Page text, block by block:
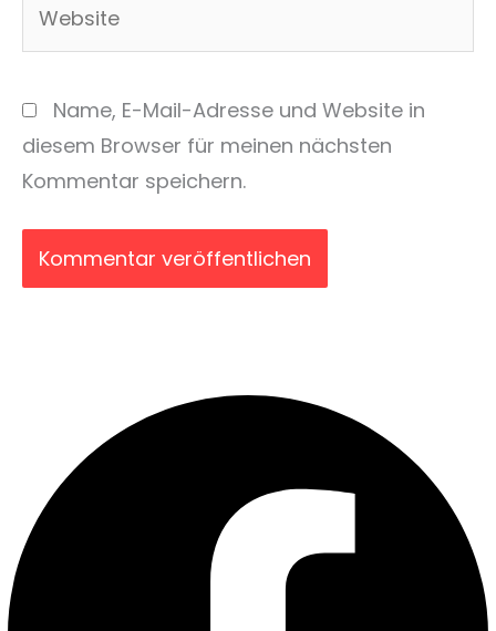
Name, E-Mail-Adresse und Website in
diesem Browser für meinen nächsten
Kommentar speichern.